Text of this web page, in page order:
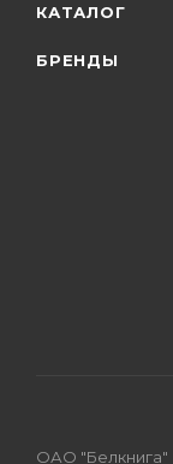
КАТАЛОГ
БРЕНДЫ
ОАО "Белкнига"